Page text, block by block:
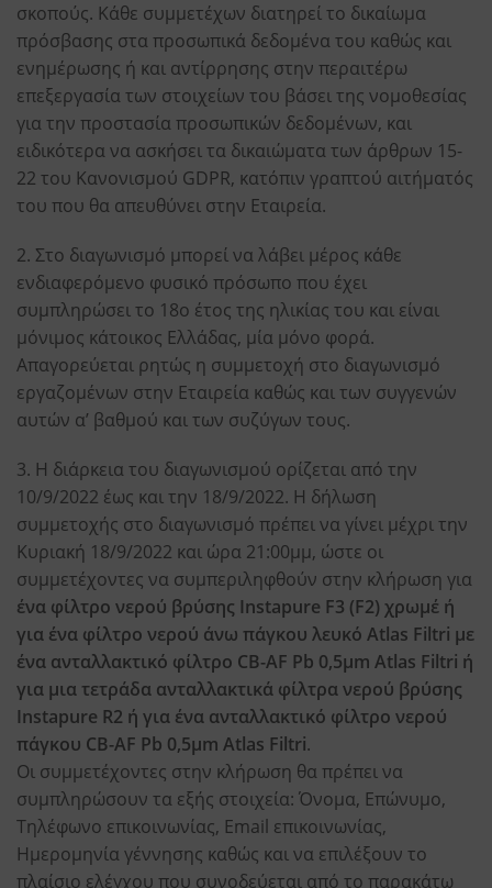
σκοπούς. Κάθε συμμετέχων διατηρεί το δικαίωμα
πρόσβασης στα προσωπικά δεδομένα του καθώς και
ενημέρωσης ή και αντίρρησης στην περαιτέρω
επεξεργασία των στοιχείων του βάσει της νομοθεσίας
για την προστασία προσωπικών δεδομένων, και
ειδικότερα να ασκήσει τα δικαιώματα των άρθρων 15-
22 του Κανονισμού GDPR, κατόπιν γραπτού αιτήματός
του που θα απευθύνει στην Εταιρεία.
2. Στο διαγωνισμό μπορεί να λάβει μέρος κάθε
ενδιαφερόμενο φυσικό πρόσωπο που έχει
συμπληρώσει το 18ο έτος της ηλικίας του και είναι
μόνιμος κάτοικος Ελλάδας, μία μόνο φορά.
Απαγορεύεται ρητώς η συμμετοχή στο διαγωνισμό
εργαζομένων στην Εταιρεία καθώς και των συγγενών
αυτών α’ βαθμού και των συζύγων τους.
3. Η διάρκεια του διαγωνισμού ορίζεται από την
10/9/2022 έως και την 18/9/2022. Η δήλωση
συμμετοχής στο διαγωνισμό πρέπει να γίνει μέχρι την
Κυριακή 18/9/2022 και ώρα 21:00μμ, ώστε οι
συμμετέχοντες να συμπεριληφθούν στην κλήρωση για
ένα φίλτρο νερού βρύσης Instapure F3 (F2) χρωμέ ή
για ένα φίλτρο νερού άνω πάγκου λευκό Atlas Filtri με
ένα ανταλλακτικό φίλτρο CB-AF Pb 0,5μm Atlas Filtri ή
για μια τετράδα ανταλλακτικά φίλτρα νερού βρύσης
Instapure R2 ή για ένα ανταλλακτικό φίλτρο νερού
πάγκου CB-AF Pb 0,5μm Atlas Filtri.
Οι συμμετέχοντες στην κλήρωση θα πρέπει να
συμπληρώσουν τα εξής στοιχεία: Όνομα, Επώνυμο,
Τηλέφωνο επικοινωνίας, Email επικοινωνίας,
Ημερομηνία γέννησης καθώς και να επιλέξουν το
πλαίσιο ελέγχου που συνοδεύεται από το παρακάτω